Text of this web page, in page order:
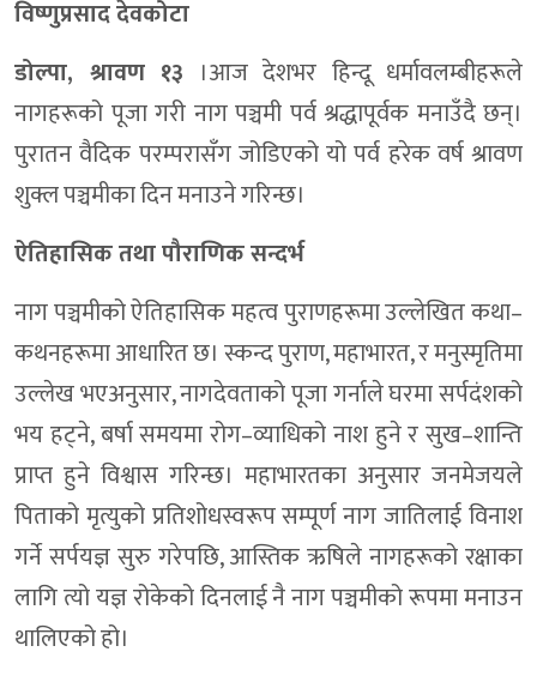
विष्णुप्रसाद देवकोटा
डोल्पा, श्रावण १३ ।आज देशभर हिन्दू धर्मावलम्बीहरूले
नागहरूको पूजा गरी नाग पञ्चमी पर्व श्रद्धापूर्वक मनाउँदै छन्।
पुरातन वैदिक परम्परासँग जोडिएको यो पर्व हरेक वर्ष श्रावण
शुक्ल पञ्चमीका दिन मनाउने गरिन्छ।
ऐतिहासिक तथा पौराणिक सन्दर्भ
नाग पञ्चमीको ऐतिहासिक महत्व पुराणहरूमा उल्लेखित कथा–
कथनहरूमा आधारित छ। स्कन्द पुराण, महाभारत, र मनुस्मृतिमा
उल्लेख भएअनुसार, नागदेवताको पूजा गर्नाले घरमा सर्पदंशको
भय हट्ने, बर्षा समयमा रोग–व्याधिको नाश हुने र सुख–शान्ति
प्राप्त हुने विश्वास गरिन्छ। महाभारतका अनुसार जनमेजयले
पिताको मृत्युको प्रतिशोधस्वरूप सम्पूर्ण नाग जातिलाई विनाश
गर्ने सर्पयज्ञ सुरु गरेपछि, आस्तिक ऋषिले नागहरूको रक्षाका
लागि त्यो यज्ञ रोकेको दिनलाई नै नाग पञ्चमीको रूपमा मनाउन
थालिएको हो।